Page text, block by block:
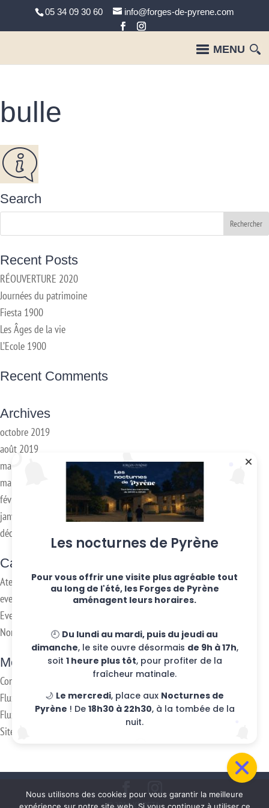
05 34 09 30 60 info@forges-de-pyrene.com
bulle
Search
Recent Posts
RÉOUVERTURE 2020
Journées du patrimoine
Fiesta 1900
Les Âges de la vie
L’Ecole 1900
Recent Comments
Archives
octobre 2019
août 2019
mai 2019
mars 2018
février 2018
janvier 2017
décembre 2016
Categories
Ateliers hebdo
evenements
Eventos
Non classifié(e)
Meta
Connexion
Flux des publications
Flux des commentaires
Site de WordPress-FR
@2016 KUDETA -
Les nocturnes de Pyrène
Pour vous offrir une visite plus agréable tout
au long de l'été, les Forges de Pyrène
aménagent leurs horaires.
🕘 Du lundi au mardi, puis du jeudi au
dimanche, le site ouvre désormais de 9h à 17h,
soit 1 heure plus tôt, pour profiter de la
fraîcheur matinale.
🌙 Le mercredi, place aux Nocturnes de
Pyrène ! De 18h30 à 22h30, à la tombée de la
nuit.
Nous utilisons des cookies pour vous garantir la meilleure